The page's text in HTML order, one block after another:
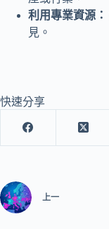
利用專業資源：
見。
快速分享
上一